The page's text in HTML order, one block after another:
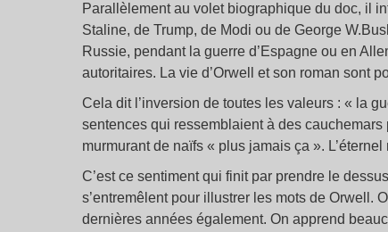
Parallèlement au volet biographique du doc, il
Staline, de Trump, de Modi ou de George
Russie, pendant la guerre d’Espagne ou en
autoritaires. La vie d’Orwell et son roman sont
Cela dit l’inversion de toutes les valeurs : « la
sentences qui ressemblaient à des cauchemars
murmurant de naïfs « plus jamais ça ».
C’est ce sentiment qui finit par prendre le
s’entremêlent pour illustrer les mots de Orwell.
dernières années également. On apprend